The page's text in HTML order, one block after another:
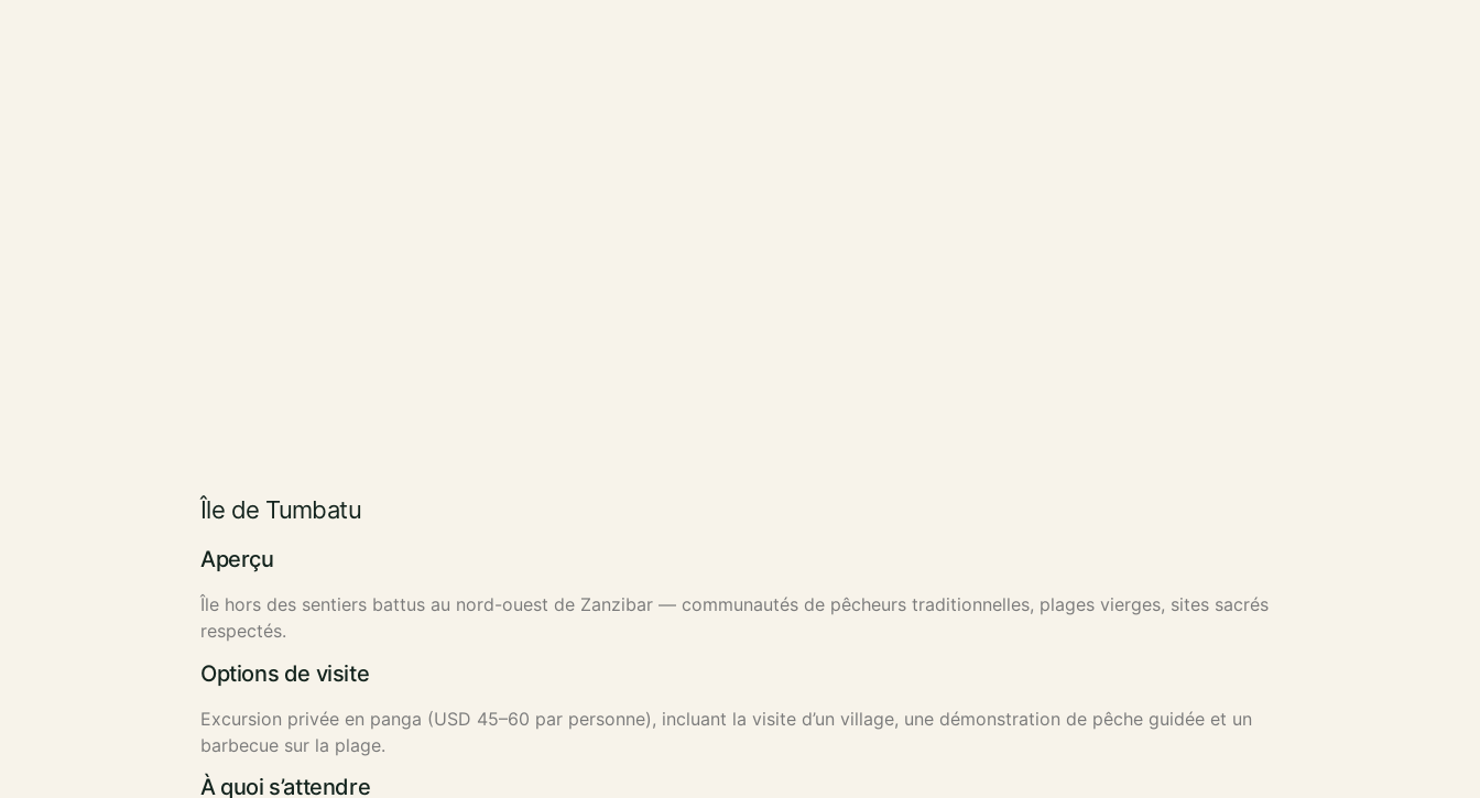
Île de Tumbatu
Aperçu
Île hors des sentiers battus au nord-ouest de Zanzibar — communautés de pêcheurs traditionnelles, plages vierges, sites sacrés
respectés.
Options de visite
Excursion privée en panga (USD 45–60 par personne), incluant la visite d’un village, une démonstration de pêche guidée et un
barbecue sur la plage.
À quoi s’attendre